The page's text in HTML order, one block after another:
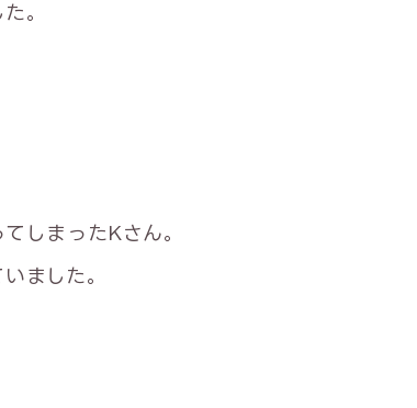
。
しまったKさん。
ました。